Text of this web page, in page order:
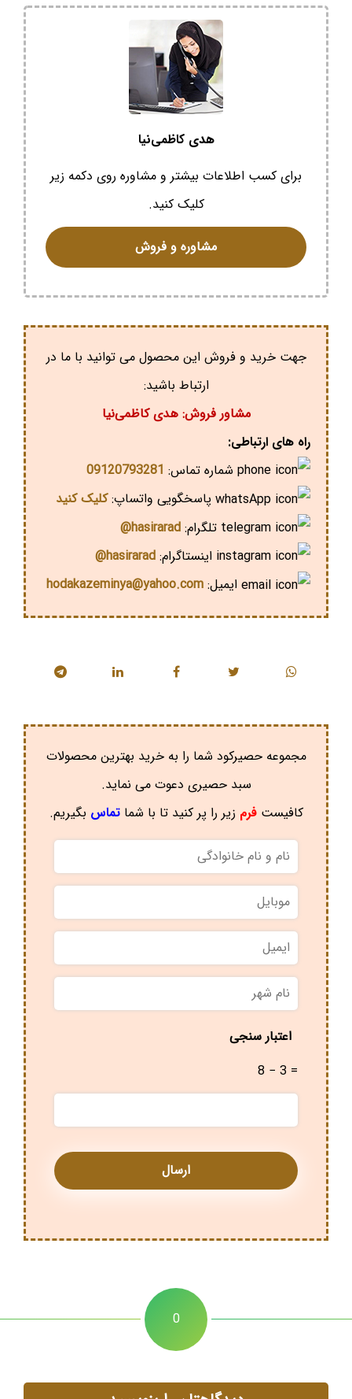
هدی کاظمی‌نیا
برای کسب اطلاعات بیشتر و مشاوره روی دکمه زیر
کلیک کنید.
مشاوره و فروش
جهت خرید و فروش این محصول می توانید با ما در
ارتباط باشید:
مشاور فروش: هدی کاظمی‌نیا
راه های ارتباطی:
شماره تماس: 09120793281
پاسخگویی واتساپ:کلیک کنید
تلگرام: hasirarad@
اینستاگرام: hasirarad@
ایمیل: hodakazeminya@yahoo.com
مجموعه حصیرکود شما را به خرید بهترین محصولات
سبد حصیری دعوت می نماید.
کافیستفرم زیر را پر کنید تا با شماتماس بگیریم.
نام
و
نام
خانوادگی
موبایل
ایمیل
نام
شهر *
اعتبار سنجی
8 − 3 =
0